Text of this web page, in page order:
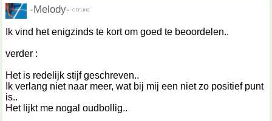
-Melody-
Ik vind het enigzinds te kort om goed te beoordelen..
verder :
Het is redelijk stijf geschreven..
Ik verlang niet naar meer, wat bij mij een niet zo positief punt
is..
Het lijkt me nogal oudbollig..